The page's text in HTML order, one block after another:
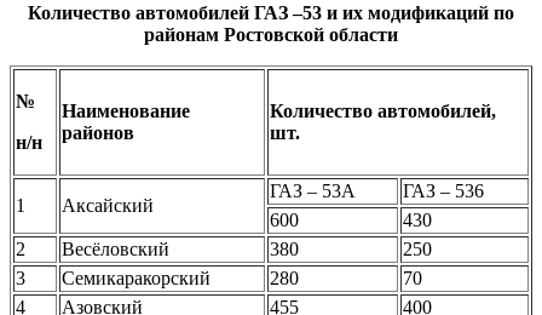
Количество автомобилей ГАЗ –53 и их модификаций по
районам Ростовской области
№
н/н
Наименование
районов
Количество автомобилей,
шт.
1 Аксайский
ГАЗ – 53А
ГАЗ – 536
600
430
2
Весёловский 380
250
3
Семикаракорский 280
70
4
Азовский 455
400